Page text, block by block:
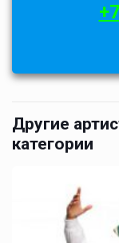
Другие
категории